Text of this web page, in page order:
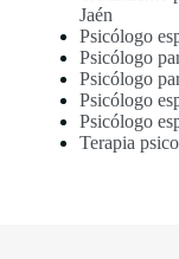
Jaén
Psicólogo
Psicólogo
Psicólogo
Psicólogo
Psicólogo
Terapia